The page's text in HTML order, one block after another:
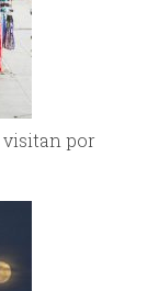
visitan por